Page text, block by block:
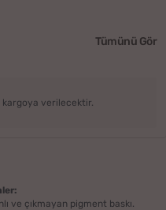
Tümünü Gör
kargoya verilecektir.
ve çıkmayan pigment baskı.